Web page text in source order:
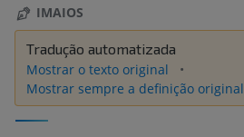
IMAIOS
Tradução automatizada
Mostrar o texto original
Mostrar sempre a definição original